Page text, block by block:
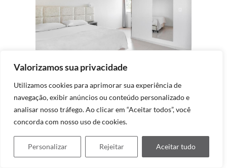
Valorizamos sua privacidade
Utilizamos cookies para aprimorar sua experiência de
navegação, exibir anúncios ou conteúdo personalizado e
analisar nosso tráfego. Ao clicar em “Aceitar todos”, você
concorda com nosso uso de cookies.
Personalizar Rejeitar Aceitar tudo
Tudo claro e novinho na Pousada Aconchego
Um hotel que chama à atenção das crianças é oRecanto
dos Dinossauros. Sim, tem dinossauros na fachada, nota
8,4 e fica a 300 metros da praia.
Mais com cara de hotel (= edifício alto com boa estrutura
de lazer) e pertinho do Beto Carrero é o
Solar Pedra da